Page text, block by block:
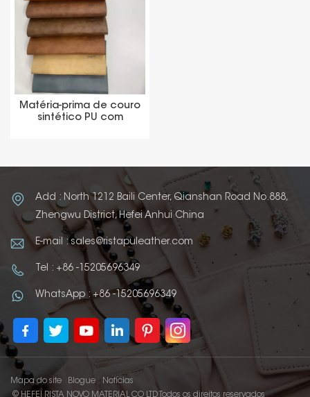
Matéria-prima de couro
sintético PU com
Add : North 1212 Baili Center, Qianshan Road No.888,
Zhengwu District, Hefei Anhui China
E-mail : sales@ristapuleather.com
Tel : +86 -15205696349
WhatsApp : +86 -15205696349
Mapa do site Blogue
Notícias
© HEFEI RISTA NOVO MATERIAL CO LTD Todos os direitos reservados